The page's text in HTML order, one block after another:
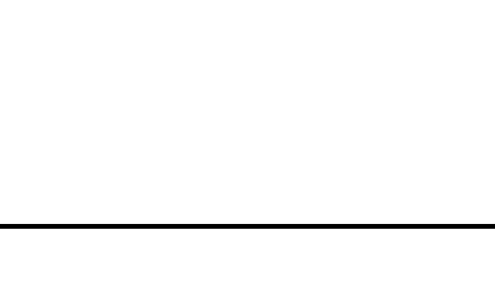
07.08.2026 11:15